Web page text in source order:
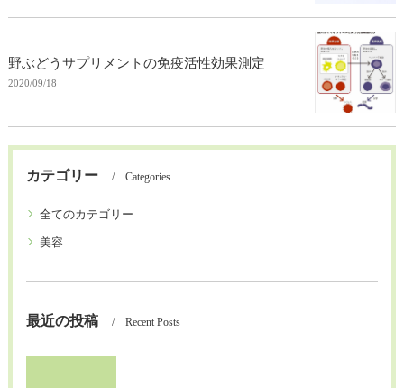
野ぶどうサプリメントの免疫活性効果測定
2020/09/18
カテゴリー Categories
全てのカテゴリー
美容
最近の投稿 Recent Posts